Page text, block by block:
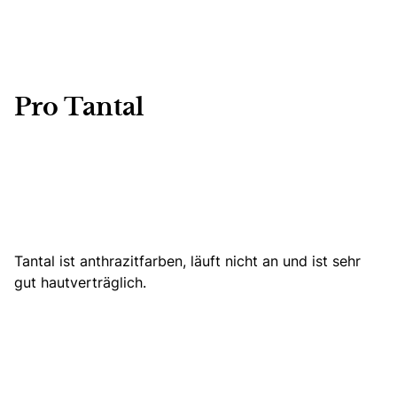
Pro Tantal
Tantal ist anthrazitfarben, läuft nicht an und ist sehr
gut hautverträglich.